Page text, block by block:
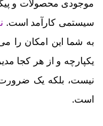
موجودی محصولات و
سیستمی کارآمد است.
به شما این امکان را
یکپارچه و از هر کجا
نیست، بلکه یک ضرورت
است.